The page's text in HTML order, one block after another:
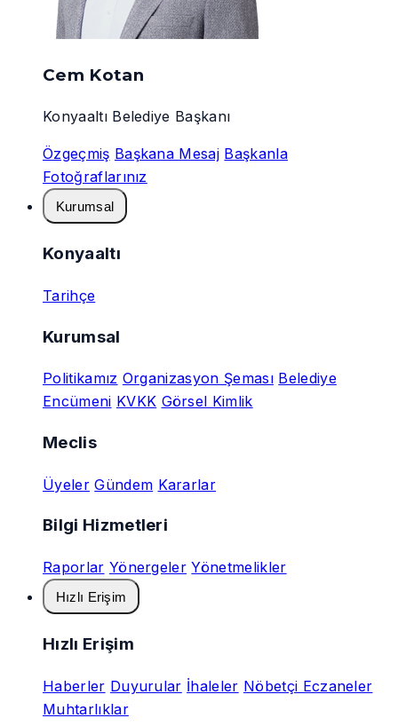
Cem Kotan
Konyaaltı Belediye Başkanı
Özgeçmiş Başkana Mesaj Başkanla
Fotoğraflarınız
Kurumsal
Konyaaltı
Tarihçe
Kurumsal
Politikamız Organizasyon Şeması Belediye
Encümeni KVKK Görsel Kimlik
Meclis
Üyeler Gündem Kararlar
Bilgi Hizmetleri
Raporlar Yönergeler Yönetmelikler
Hızlı Erişim
Hızlı Erişim
Haberler Duyurular İhaleler Nöbetçi Eczaneler
Muhtarlıklar